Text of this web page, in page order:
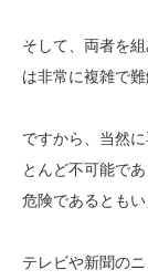
そして、両者を
は非常に複雑で難
ですから、当然
とんど不可能で
危険であるともい
テレビや新聞の